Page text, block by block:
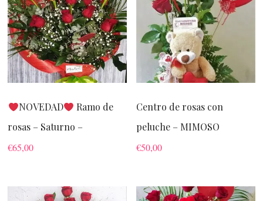
NOVEDAD
Ramo de
rosas – Saturno –
€65,00
Centro de rosas con
peluche – MIMOSO
€50,00